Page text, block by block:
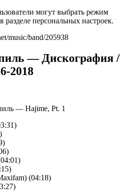
могут выбрать режим
разделе персональных настроек.
music/band/205938
— Дискография /
2018
— Hajime, Pt. 1
(04:18)